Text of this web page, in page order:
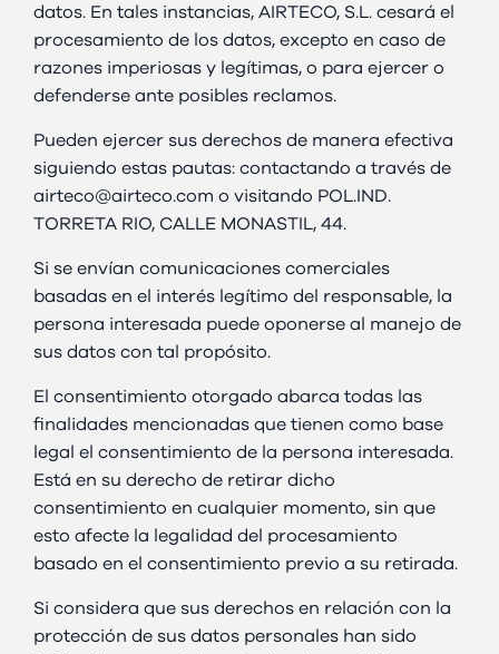
datos. En tales instancias, AIRTECO, S.L. cesará el
procesamiento de los datos, excepto en caso de
razones imperiosas y legítimas, o para ejercer o
defenderse ante posibles reclamos.
Pueden ejercer sus derechos de manera efectiva
siguiendo estas pautas: contactando a través de
airteco@airteco.com o visitando POL.IND.
TORRETA RIO, CALLE MONASTIL, 44.
Si se envían comunicaciones comerciales
basadas en el interés legítimo del responsable, la
persona interesada puede oponerse al manejo de
sus datos con tal propósito.
El consentimiento otorgado abarca todas las
finalidades mencionadas que tienen como base
legal el consentimiento de la persona interesada.
Está en su derecho de retirar dicho
consentimiento en cualquier momento, sin que
esto afecte la legalidad del procesamiento
basado en el consentimiento previo a su retirada.
Si considera que sus derechos en relación con la
protección de sus datos personales han sido